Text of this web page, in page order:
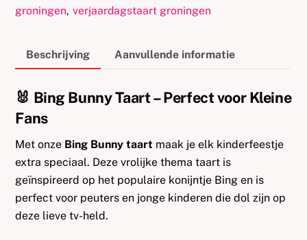
groningen, verjaardagstaart groningen
Beschrijving Aanvullende informatie
🐰 Bing Bunny Taart – Perfect voor Kleine
Fans
Met onze Bing Bunny taart maak je elk kinderfeestje
extra speciaal. Deze vrolijke thema taart is
geïnspireerd op het populaire konijntje Bing en is
perfect voor peuters en jonge kinderen die dol zijn op
deze lieve tv-held.